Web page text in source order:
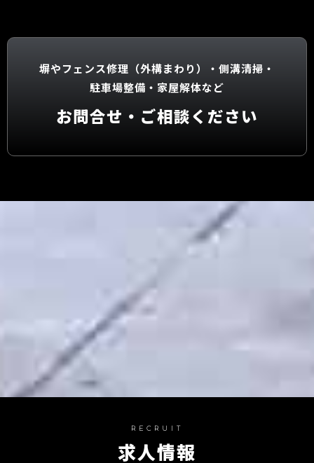
塀やフェンス修理（外構まわり）・ 側溝清掃・
駐車場整備・ 家屋解体など
お問合せ・ご相談ください
RECRUIT
求人情報